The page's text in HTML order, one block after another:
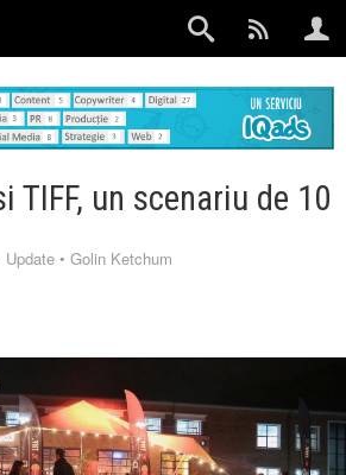
TIFF, un scenariu de 10
Update • Golin Ketchum